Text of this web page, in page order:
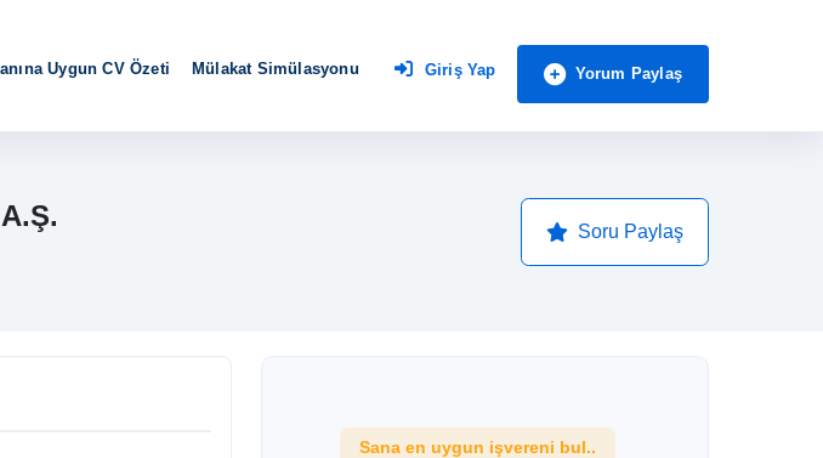
Uygun CV Özeti Mülakat Simülasyonu Giriş Yap Yorum Paylaş
Soru Paylaş
Sana en uygun işvereni bul..